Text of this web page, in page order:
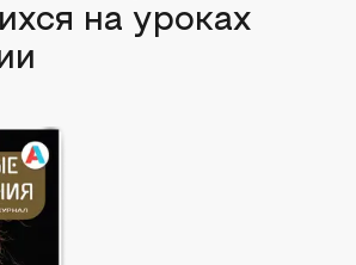
на уроках